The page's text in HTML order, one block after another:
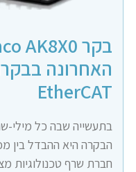
האחרונה
EtherCAT
בתעשייה שבה כל מילי-
הבקרה היא ההבדל בין
חברת שרף טכנולוגיות